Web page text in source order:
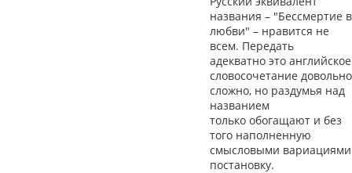
названия – "Бессмертие в
любви" – нравится не
всем. Передать
адекватно это английское
словосочетание довольно
сложно, но раздумья над
названием
только обогащают и без
того наполненную
смысловыми вариациями
постановку.